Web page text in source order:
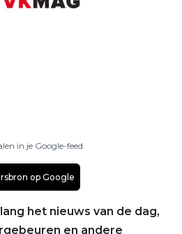
in je Google-feed
op Google
het nieuws van de dag,
en andere